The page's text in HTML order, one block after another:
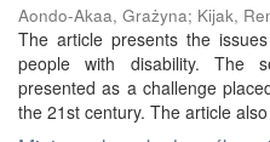
Aondo-Akaa, Grażyna; Kijak,
The article presents the
people with disability. The
presented as a challenge
the 21st century. The article